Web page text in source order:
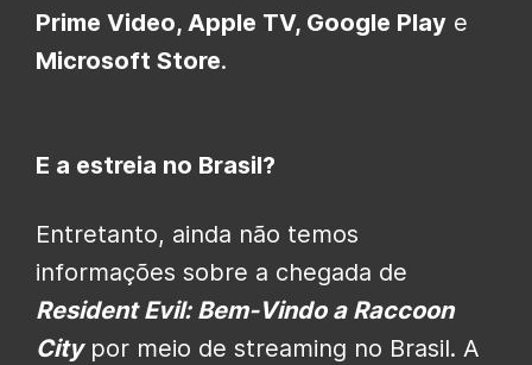
Prime Video, Apple TV, Google Play e
Microsoft Store.
E a estreia no Brasil?
Entretanto, ainda não temos
informações sobre a chegada de
Resident Evil: Bem-Vindo a Raccoon
Citypor meio de streaming no Brasil. A